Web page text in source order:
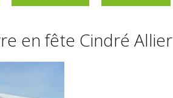
en fête Cindré Allier